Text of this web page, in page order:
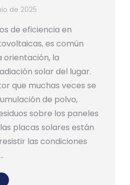
de 2025
de eficiencia en
es común
orientación, la
solar del lugar.
que muchas veces se
de polvo,
sobre los paneles
placas solares están
las condiciones